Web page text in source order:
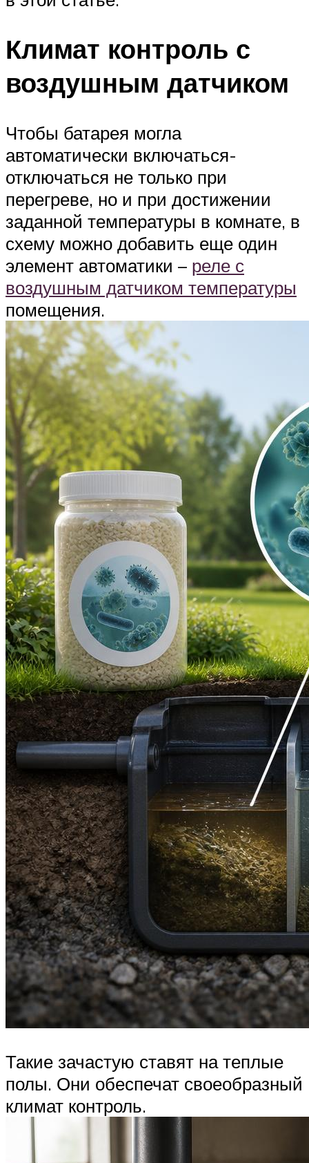
Климат контроль с
воздушным датчиком
Чтобы батарея могла
автоматически включаться-
отключаться не только при
перегреве, но и при достижении
заданной температуры в комнате, в
схему можно добавить еще один
элемент автоматики – реле с
воздушным датчиком температуры
помещения.
Такие зачастую ставят на теплые
полы. Они обеспечат своеобразный
климат контроль.